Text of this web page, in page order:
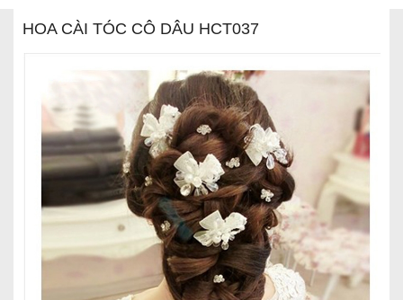
HOA CÀI TÓC CÔ DÂU HCT037